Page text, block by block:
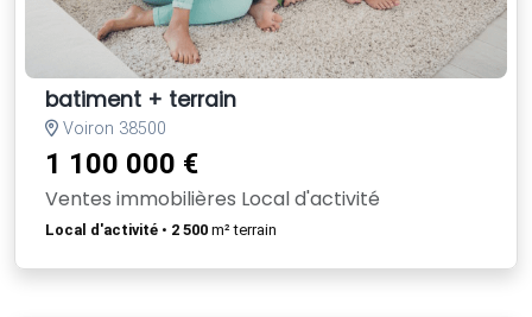
batiment + terrain
Voiron 38500
1 100 000 €
Ventes immobilières Local d'activité
Local d'activité • 2 500 m² terrain